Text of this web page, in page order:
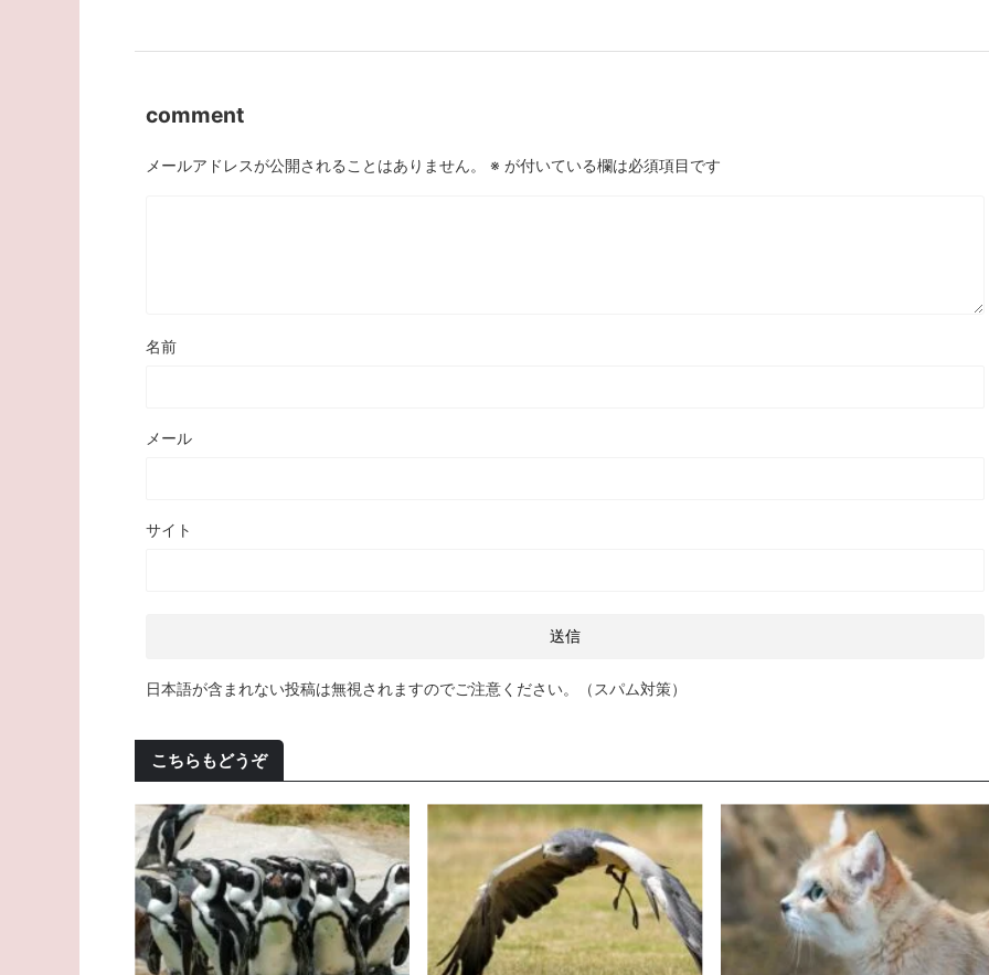
comment
メールアドレスが公開されることはありません。 ※ が付いている欄は必須項目です
名前
メール
サイト
日本語が含まれない投稿は無視されますのでご注意ください。（スパム対策）
こちらもどうぞ